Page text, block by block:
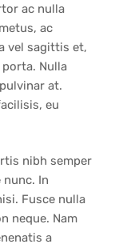
ac nulla
ac
vel sagittis et,
Nulla
at.
eu
nibh semper
nunc. In
Fusce nulla
neque. Nam
a